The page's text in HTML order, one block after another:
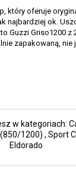
który oferuje
najbardziej ok.
Guzzi Griso1200 z
zapakowaną, nie
w kategoriach:
1200) , Sport
Eldorado